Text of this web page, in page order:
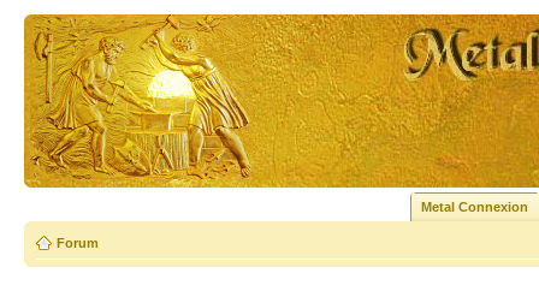
Metal Connexion
Forum